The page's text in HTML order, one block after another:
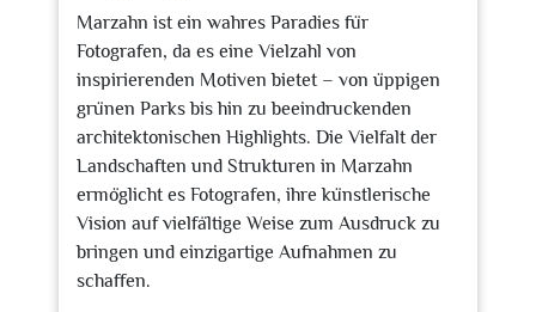
Marzahn ist ein wahres Paradies für
Fotografen, da es eine Vielzahl von
inspirierenden Motiven bietet – von üppigen
grünen Parks bis hin zu beeindruckenden
architektonischen Highlights. Die Vielfalt der
Landschaften und Strukturen in Marzahn
ermöglicht es Fotografen, ihre künstlerische
Vision auf vielfältige Weise zum Ausdruck zu
bringen und einzigartige Aufnahmen zu
schaffen.